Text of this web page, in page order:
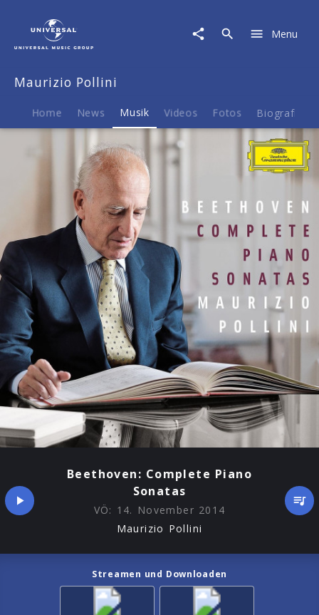
Musik
Beethoven:
Sonatas
Menu
Maurizio Pollini
Home News Musik Videos Fotos Biografie
Beethoven: Complete Piano
Sonatas
VÖ: 14. November 2014
Maurizio Pollini
Streamen und Downloaden